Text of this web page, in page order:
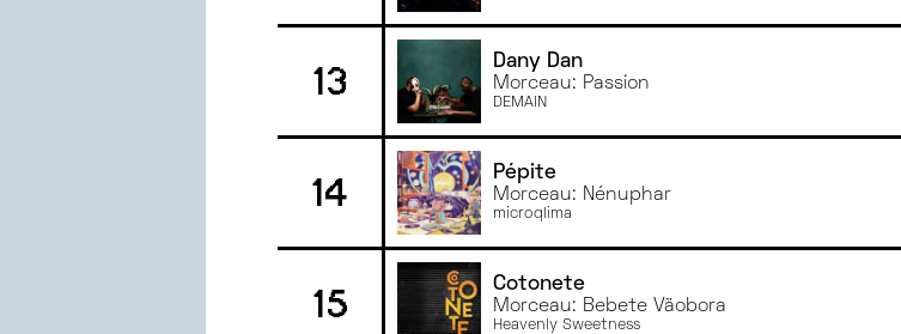
13 Dany Dan
Morceau: Passion
DEMAIN
14 Pépite
Morceau: Nénuphar
microqlima
15 Cotonete
Morceau: Bebete Väobora
Heavenly Sweetness